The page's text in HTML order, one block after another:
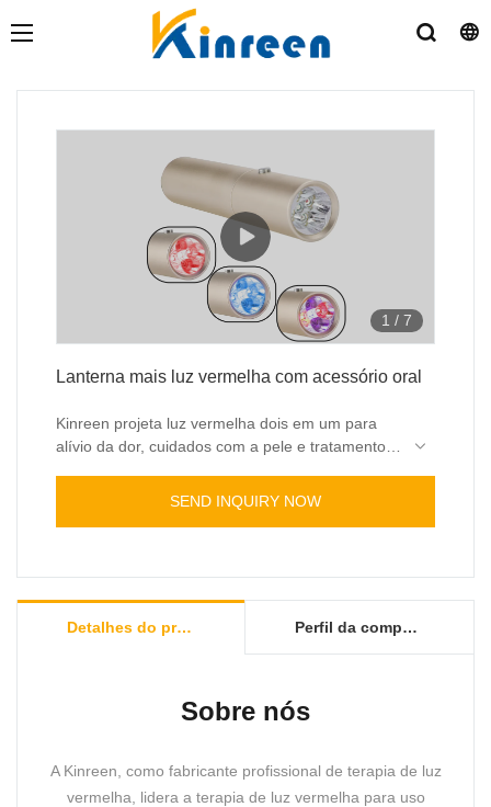
1 / 7
Lanterna mais luz vermelha com acessório oral
Kinreen projeta luz vermelha dois em um para
alívio da dor, cuidados com a pele e tratamento
aplicações com baixo custo.SEND INQUIRY NOW
Detalhes do produto Perfil da companhia
Sobre nós
A Kinreen, como fabricante profissional de terapia de luz
vermelha, lidera a terapia de luz vermelha para uso